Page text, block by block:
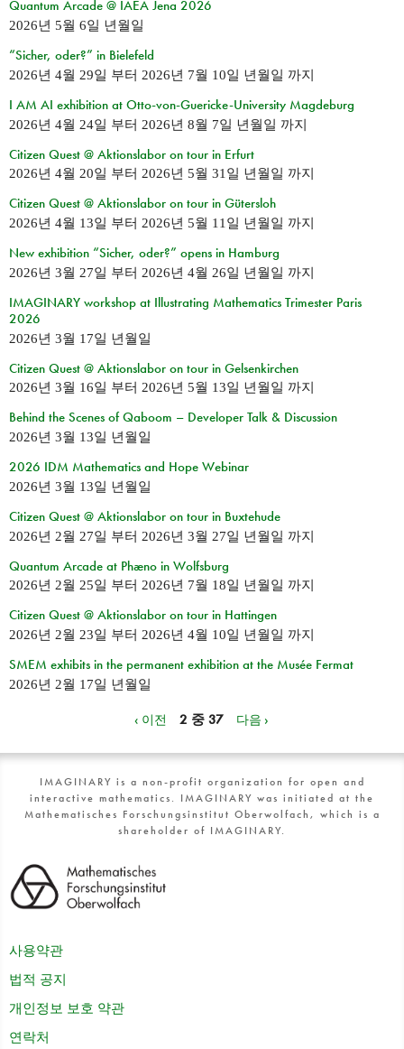
Quantum Arcade @ IAEA Jena 2026
2026년 5월 6일 년월일
“Sicher, oder?” in Bielefeld
2026년 4월 29일 부터 2026년 7월 10일 년월일 까지
I AM AI exhibition at Otto-von-Guericke-University Magdeburg
2026년 4월 24일 부터 2026년 8월 7일 년월일 까지
Citizen Quest @ Aktionslabor on tour in Erfurt
2026년 4월 20일 부터 2026년 5월 31일 년월일 까지
Citizen Quest @ Aktionslabor on tour in Gütersloh
2026년 4월 13일 부터 2026년 5월 11일 년월일 까지
New exhibition “Sicher, oder?” opens in Hamburg
2026년 3월 27일 부터 2026년 4월 26일 년월일 까지
IMAGINARY workshop at Illustrating Mathematics Trimester Paris
2026
2026년 3월 17일 년월일
Citizen Quest @ Aktionslabor on tour in Gelsenkirchen
2026년 3월 16일 부터 2026년 5월 13일 년월일 까지
Behind the Scenes of Qaboom – Developer Talk & Discussion
2026년 3월 13일 년월일
2026 IDM Mathematics and Hope Webinar
2026년 3월 13일 년월일
Citizen Quest @ Aktionslabor on tour in Buxtehude
2026년 2월 27일 부터 2026년 3월 27일 년월일 까지
Quantum Arcade at Phæno in Wolfsburg
2026년 2월 25일 부터 2026년 7월 18일 년월일 까지
Citizen Quest @ Aktionslabor on tour in Hattingen
2026년 2월 23일 부터 2026년 4월 10일 년월일 까지
SMEM exhibits in the permanent exhibition at the Musée Fermat
2026년 2월 17일 년월일
‹ 이전 2 중 37 다음 ›
IMAGINARY is a non-profit organization for open and
interactive mathematics. IMAGINARY was initiated at the
Mathematisches Forschungsinstitut Oberwolfach, which is a
shareholder of IMAGINARY.
사용약관
법적 공지
개인정보 보호 약관
연락처